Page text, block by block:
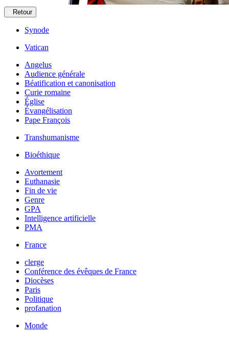
Retour
Synode
Vatican
Angelus
Audience générale
Béatification et canonisation
Curie romaine
Église
Évangélisation
Pape François
Transhumanisme
Bioéthique
Avortement
Euthanasie
Fin de vie
Genre
GPA
Intelligence artificielle
PMA
France
clerge
Conférence des évêques de France
Diocèses
Paris
Politique
profanation
Monde